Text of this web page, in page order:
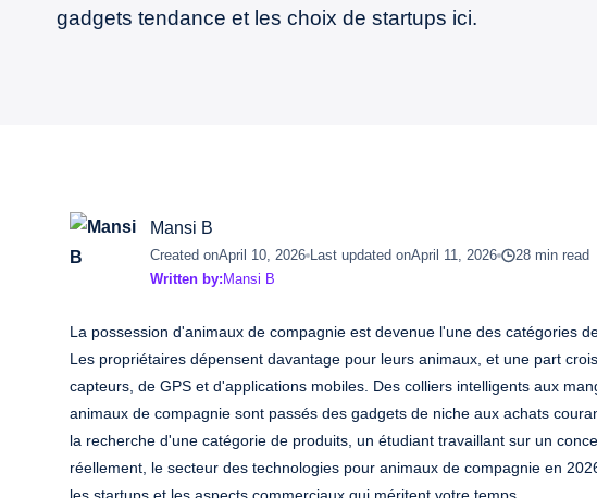
gadgets tendance et les choix de startups ici.
Mansi B
Created onApril 10, 2026 Last updated onApril 11, 2026
28 min read
Written by: Mansi B
La possession d'animaux de compagnie est devenue l'une des catégories
Les propriétaires dépensent davantage pour leurs animaux, et une part
capteurs, de GPS et d'applications mobiles. Des colliers intelligents aux
animaux de compagnie sont passés des gadgets de niche aux achats
la recherche d'une catégorie de produits, un étudiant travaillant sur un
réellement, le secteur des technologies pour animaux de compagnie en
les startups et les aspects commerciaux qui méritent votre temps.